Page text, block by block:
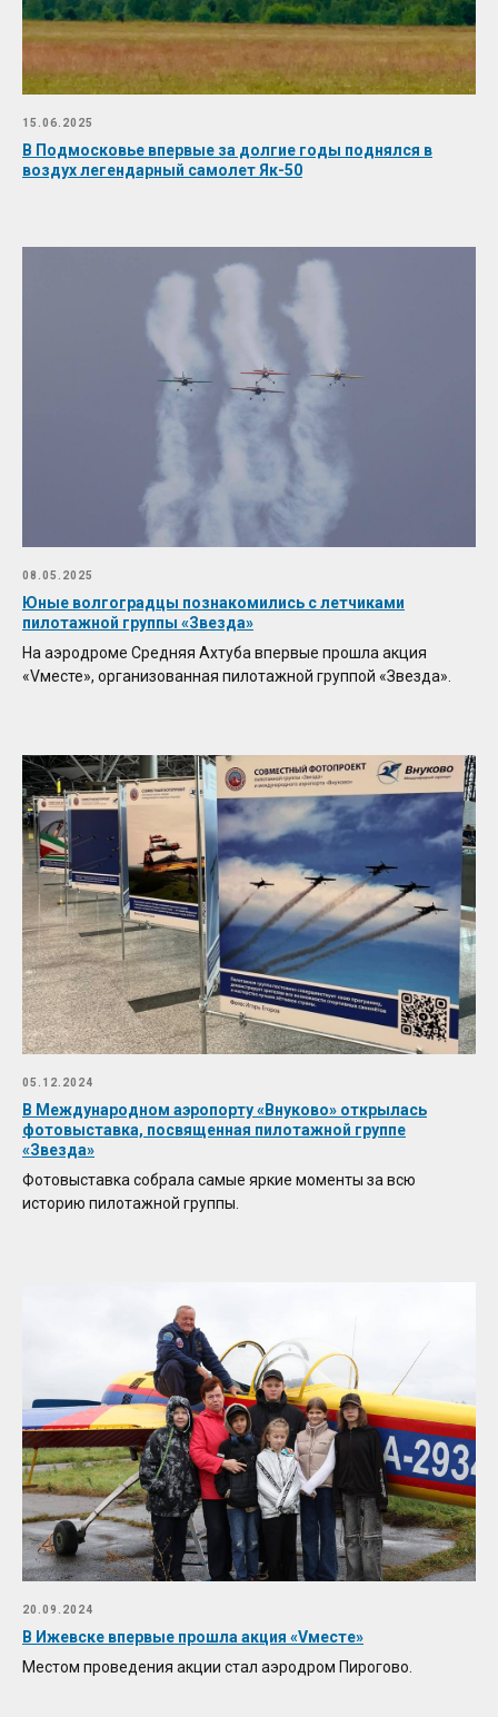
15.06.2025
В Подмосковье впервые за долгие годы поднялся в
воздух легендарный самолет Як-50
08.05.2025
Юные волгоградцы познакомились с летчиками
пилотажной группы «Звезда»
На аэродроме Средняя Ахтуба впервые прошла акция
«Vместе», организованная пилотажной группой «Звезда».
05.12.2024
В Международном аэропорту «Внуково» открылась
фотовыставка, посвященная пилотажной группе
«Звезда»
Фотовыставка собрала самые яркие моменты за всю
историю пилотажной группы.
20.09.2024
В Ижевске впервые прошла акция «Vместе»
Местом проведения акции стал аэродром Пирогово.